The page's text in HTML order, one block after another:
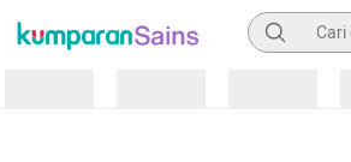
Pencarian